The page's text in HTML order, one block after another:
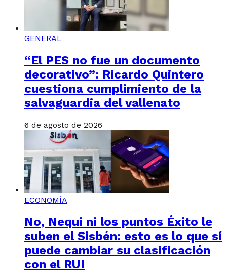
GENERAL
“El PES no fue un documento
decorativo”: Ricardo Quintero
cuestiona cumplimiento de la
salvaguardia del vallenato
6 de agosto de 2026
ECONOMÍA
No, Nequi ni los puntos Éxito le
suben el Sisbén: esto es lo que sí
puede cambiar su clasificación
con el RUI